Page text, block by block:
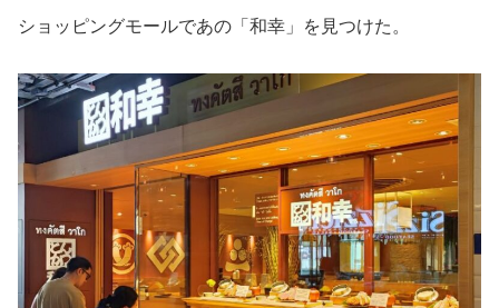
ショッピングモールであの「和幸」を見つけた。